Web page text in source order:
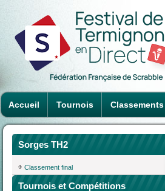
Accueil Tournois Classements
Sorges TH2
Classement final
Tournois et Compétitions